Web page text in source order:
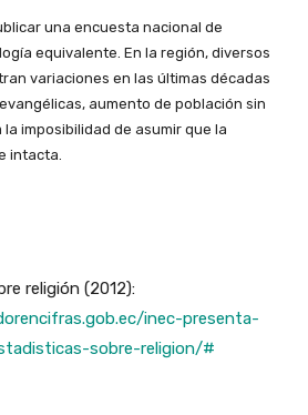
una encuesta nacional de
equivalente. En la región, diversos
variaciones en las últimas décadas
aumento de población sin
imposibilidad de asumir que la
intacta.
religión (2012):
inec-presenta-
sobre-religion/#